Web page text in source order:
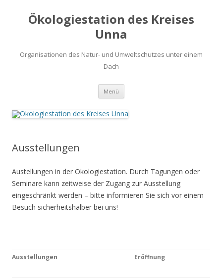
Ökologiestation des Kreises
Unna
Organisationen des Natur- und Umweltschutzes unter einem
Dach
Menü Zum
springen
Ausstellungen
Austellungen in der Ökologiestation. Durch Tagungen oder
Seminare kann zeitweise der Zugang zur Ausstellung
eingeschränkt werden – bitte informieren Sie sich vor einem
Besuch sicherheitshalber bei uns!
Ausstellungen Eröffnung